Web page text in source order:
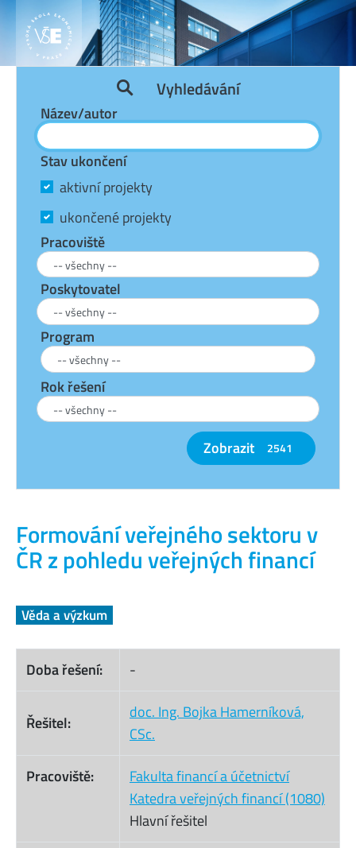
Formování veřejného sektoru v
ČR z pohledu veřejných financí
Věda a výzkum
Doba řešení: -
Řešitel:
doc. Ing. Bojka Hamerníková,
CSc.
Pracoviště:
Fakulta financí a účetnictví
Katedra veřejných financí (1080)
Hlavní řešitel
Vyhledávání
Název/autor
Stav ukončení
aktivní projekty
ukončené projekty
Pracoviště
Poskytovatel
Program
Rok řešení
Zobrazit 2541